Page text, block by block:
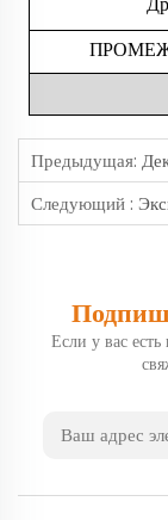
Предыдущая:
Следующий :
Если у вас есть